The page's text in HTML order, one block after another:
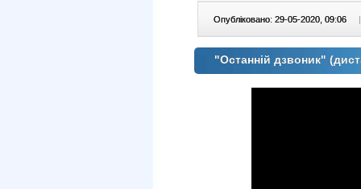
Опубліковано: 29-05-2020, 09:06 |
"Останній дзвоник"